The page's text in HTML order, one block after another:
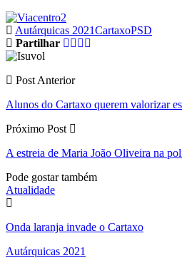
Autárquicas 2021CartaxoPSD
Partilhar
Post Anterior
Alunos do Cartaxo querem valorizar
Próximo Post
A estreia de Maria João Oliveira na
Pode gostar também
Atualidade
Onda laranja invade o Cartaxo
Autárquicas 2021